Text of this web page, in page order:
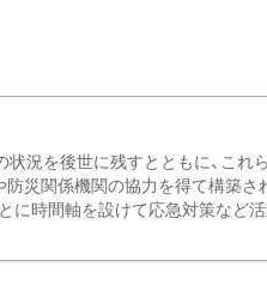
況を後世に残すとともに、これ
災関係機関の協力を得て構築さ
に時間軸を設けて応急対策など